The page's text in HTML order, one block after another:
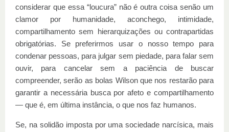
considerar que essa “loucura” não é outra coisa senão um
clamor por humanidade, aconchego, intimidade,
compartilhamento sem hierarquizações ou contrapartidas
obrigatórias. Se preferirmos usar o nosso tempo para
condenar pessoas, para julgar sem piedade, para falar sem
ouvir, para cancelar sem a paciência de buscar
compreender, serão as bolas Wilson que nos restarão para
garantir a necessária busca por afeto e compartilhamento
— que é, em última instância, o que nos faz humanos.
Se, na solidão imposta por uma sociedade narcísica, mais